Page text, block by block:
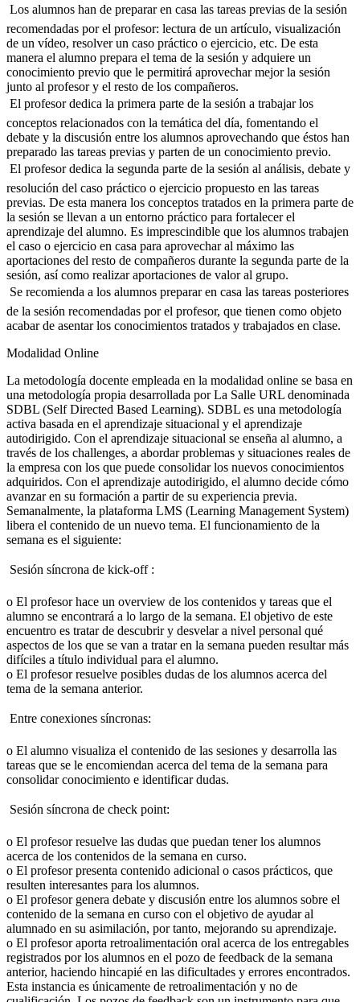
 Los alumnos han de preparar en casa las tareas previas de la sesión
recomendadas por el profesor: lectura de un artículo, visualización
de un vídeo, resolver un caso práctico o ejercicio, etc. De esta
manera el alumno prepara el tema de la sesión y adquiere un
conocimiento previo que le permitirá aprovechar mejor la sesión
junto al profesor y el resto de los compañeros.
 El profesor dedica la primera parte de la sesión a trabajar los
conceptos relacionados con la temática del día, fomentando el
debate y la discusión entre los alumnos aprovechando que éstos han
preparado las tareas previas y parten de un conocimiento previo.
 El profesor dedica la segunda parte de la sesión al análisis, debate y
resolución del caso práctico o ejercicio propuesto en las tareas
previas. De esta manera los conceptos tratados en la primera parte de
la sesión se llevan a un entorno práctico para fortalecer el
aprendizaje del alumno. Es imprescindible que los alumnos trabajen
el caso o ejercicio en casa para aprovechar al máximo las
aportaciones del resto de compañeros durante la segunda parte de la
sesión, así como realizar aportaciones de valor al grupo.
 Se recomienda a los alumnos preparar en casa las tareas posteriores
de la sesión recomendadas por el profesor, que tienen como objeto
acabar de asentar los conocimientos tratados y trabajados en clase.
Modalidad Online
La metodología docente empleada en la modalidad online se basa en
una metodología propia desarrollada por La Salle URL denominada
SDBL (Self Directed Based Learning). SDBL es una metodología
activa basada en el aprendizaje situacional y el aprendizaje
autodirigido. Con el aprendizaje situacional se enseña al alumno, a
través de los challenges, a abordar problemas y situaciones reales de
la empresa con los que puede consolidar los nuevos conocimientos
adquiridos. Con el aprendizaje autodirigido, el alumno decide cómo
avanzar en su formación a partir de su experiencia previa.
Semanalmente, la plataforma LMS (Learning Management System)
libera el contenido de un nuevo tema. El funcionamiento de la
semana es el siguiente:
 Sesión síncrona de kick-off :
o El profesor hace un overview de los contenidos y tareas que el
alumno se encontrará a lo largo de la semana. El objetivo de este
encuentro es tratar de descubrir y desvelar a nivel personal qué
aspectos de los que se van a tratar en la semana pueden resultar más
difíciles a título individual para el alumno.
o El profesor resuelve posibles dudas de los alumnos acerca del
tema de la semana anterior.
 Entre conexiones síncronas:
o El alumno visualiza el contenido de las sesiones y desarrolla las
tareas que se le encomiendan acerca del tema de la semana para
consolidar conocimiento e identificar dudas.
 Sesión síncrona de check point:
o El profesor resuelve las dudas que puedan tener los alumnos
acerca de los contenidos de la semana en curso.
o El profesor presenta contenido adicional o casos prácticos, que
resulten interesantes para los alumnos.
o El profesor genera debate y discusión entre los alumnos sobre el
contenido de la semana en curso con el objetivo de ayudar al
alumnado en su asimilación, por tanto, mejorando su aprendizaje.
o El profesor aporta retroalimentación oral acerca de los entregables
registrados por los alumnos en el pozo de feedback de la semana
anterior, haciendo hincapié en las dificultades y errores encontrados.
Esta instancia es únicamente de retroalimentación y no de